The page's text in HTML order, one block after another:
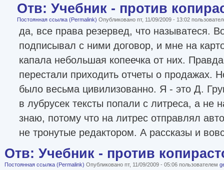
Отв: Учебник - против
Постоянная ссылка (Permalink) Опубликовано пт, 11/09/2009 - 13:02
да, все права резервед, что называтеся.
подписывал с ними договор, и мне на
капала небольшая копеечка от них.
перестали приходить отчеты о продажах.
было весьма цивилизованно. Я - это Д.
в лубрусек тексты попали с литреса, а не
знаю, потому что на литрес отправлял
не тронутые редактором. А рассказы и
Отв: Учебник - против
Постоянная ссылка (Permalink) Опубликовано пт, 11/09/2009 - 05:06 пользователем